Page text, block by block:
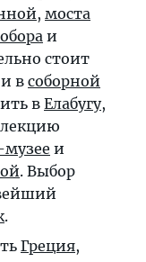
, моста
и
стоит
и в соборной
в Елабугу,
и
. Выбор
.
Греция,